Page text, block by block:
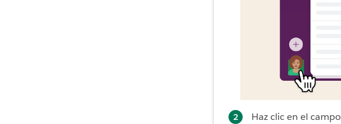
Haz clic en el campo